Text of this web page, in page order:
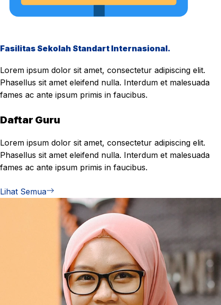
Fasilitas Sekolah Standart Internasional.
Lorem ipsum dolor sit amet, consectetur adipiscing elit.
Phasellus sit amet eleifend nulla. Interdum et malesuada
fames ac ante ipsum primis in faucibus.
Daftar Guru
Lorem ipsum dolor sit amet, consectetur adipiscing elit.
Phasellus sit amet eleifend nulla. Interdum et malesuada
fames ac ante ipsum primis in faucibus.
Lihat Semua